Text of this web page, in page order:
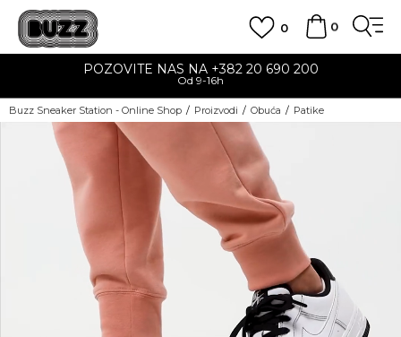
0
0
POZOVITE NAS NA +382 20 690 200
Od 9-16h
Buzz Sneaker Station - Online Shop Proizvodi Obuća Patike